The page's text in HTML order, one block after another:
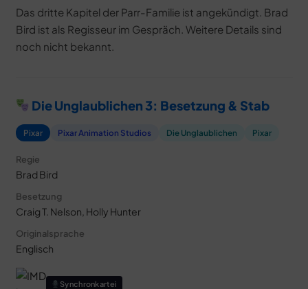
Das dritte Kapitel der Parr-Familie ist angekündigt. Brad
Bird ist als Regisseur im Gespräch. Weitere Details sind
noch nicht bekannt.
Die Unglaublichen 3: Besetzung & Stab
Pixar Pixar Animation Studios Die Unglaublichen Pixar
Regie
Brad Bird
Besetzung
Craig T. Nelson, Holly Hunter
Originalsprache
Englisch
Synchronkartei